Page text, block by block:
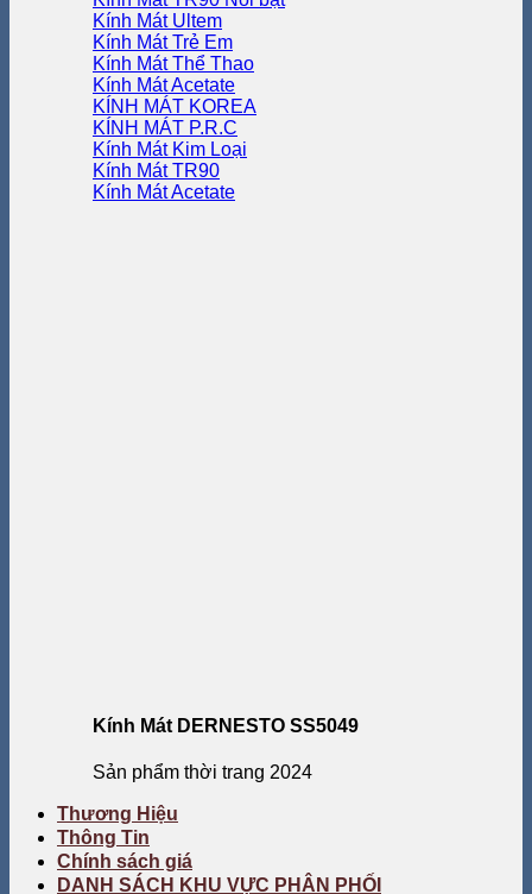
Kính Mát Ultem
Kính Mát Trẻ Em
Kính Mát Thể Thao
Kính Mát Acetate
KÍNH MÁT KOREA
KÍNH MÁT P.R.C
Kính Mát Kim Loại
Kính Mát TR90
Kính Mát Acetate
Kính Mát DERNESTO SS5049
Sản phẩm thời trang 2024
Thương Hiệu
Thông Tin
Chính sách giá
DANH SÁCH KHU VỰC PHÂN PHỐI